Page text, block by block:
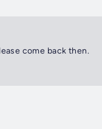
come back then.